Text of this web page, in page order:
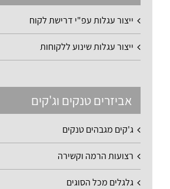
ייצור עגלות עפ"י דרישת לקוח
ייצור עגלות שינוע ללקוחות
אביזרים טנקים וג'קים
ג'קים מגבהים טנקים
רצועות הרמה וקשירה
גלגלים מכל הסוגים